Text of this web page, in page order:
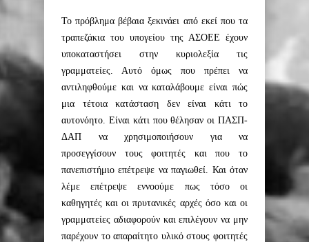
Το πρόβλημα βέβαια ξεκινάει από εκεί που τα
τραπεζάκια του υπογείου της ΑΣΟΕΕ έχουν
υποκαταστήσει στην κυριολεξία τις
γραμματείες. Αυτό όμως που πρέπει να
αντιληφθούμε και να καταλάβουμε είναι πώς
μια τέτοια κατάσταση δεν είναι κάτι το
αυτονόητο. Είναι κάτι που θέλησαν οι ΠΑΣΠ-
ΔΑΠ να χρησιμοποιήσουν για να
προσεγγίσουν τους φοιτητές και που το
πανεπιστήμιο επέτρεψε να παγιωθεί. Και όταν
λέμε επέτρεψε εννοούμε πως τόσο οι
καθηγητές και οι πρυτανικές αρχές όσο και οι
γραμματείες αδιαφορούν και επιλέγουν να μην
παρέχουν το απαραίτητο υλικό στους φοιτητές